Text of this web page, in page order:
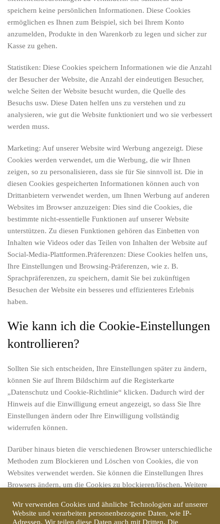
speichern keine persönlichen Informationen. Diese Cookies
ermöglichen es Ihnen zum Beispiel, sich bei Ihrem Konto
anzumelden, Produkte in den Warenkorb zu legen und sicher zur
Kasse zu gehen.
Statistiken: Diese Cookies speichern Informationen wie die Anzahl
der Besucher der Website, die Anzahl der eindeutigen Besucher,
welche Seiten der Website besucht wurden, die Quelle des
Besuchs usw. Diese Daten helfen uns zu verstehen und zu
analysieren, wie gut die Website funktioniert und wo sie verbessert
werden muss.
Marketing: Auf unserer Website wird Werbung angezeigt. Diese
Cookies werden verwendet, um die Werbung, die wir Ihnen
zeigen, so zu personalisieren, dass sie für Sie sinnvoll ist. Die in
diesen Cookies gespeicherten Informationen können auch von
Drittanbietern verwendet werden, um Ihnen Werbung auf anderen
Websites im Browser anzuzeigen: Dies sind die Cookies, die
bestimmte nicht-essentielle Funktionen auf unserer Website
unterstützen. Zu diesen Funktionen gehören das Einbetten von
Inhalten wie Videos oder das Teilen von Inhalten der Website auf
Social-Media-Plattformen.Präferenzen: Diese Cookies helfen uns,
Ihre Einstellungen und Browsing-Präferenzen, wie z. B.
Sprachpräferenzen, zu speichern, damit Sie bei zukünftigen
Besuchen der Website ein besseres und effizienteres Erlebnis
haben.
Wie kann ich die Cookie-Einstellungen
kontrollieren?
Sollten Sie sich entscheiden, Ihre Einstellungen später zu ändern,
können Sie auf Ihrem Bildschirm auf die Registerkarte
„Datenschutz und Cookie-Richtlinie“ klicken. Dadurch wird der
Hinweis auf die Einwilligung erneut angezeigt, so dass Sie Ihre
Einstellungen ändern oder Ihre Einwilligung vollständig
widerrufen können.
Darüber hinaus bieten die verschiedenen Browser unterschiedliche
Methoden zum Blockieren und Löschen von Cookies, die von
Websites verwendet werden. Sie können die Einstellungen Ihres
Browsers ändern, um die Cookies zu blockieren/löschen. Weitere
finden Sie unter wikipedia.org,www.allaboutcookies.org.
Wir verwenden Cookies und ähnliche Technologien auf unserer
Website und verarbeiten personenbezogene Daten, wie IP-
Adressen. Wir teilen diese Daten auch mit Dritten. Die